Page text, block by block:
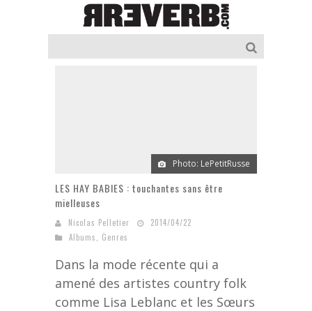
Photo: LePetitRusse
LES HAY BABIES : touchantes sans être
mielleuses
Nicolas Pelletier
2014/04/22
Albums
Genres
Dans la mode récente qui a
amené des artistes country folk
comme Lisa Leblanc et les Sœurs